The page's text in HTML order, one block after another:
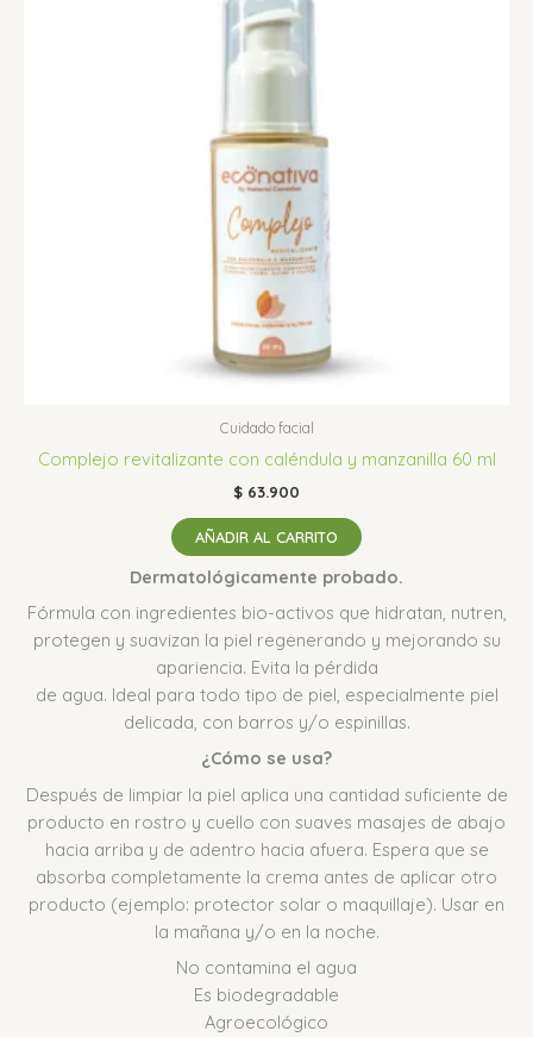
Cuidado facial
Complejo revitalizante con caléndula y manzanilla 60 ml
$ 63.900
AÑADIR AL CARRITO
Dermatológicamente probado.
Fórmula con ingredientes bio-activos que hidratan, nutren,
protegen y suavizan la piel regenerando y mejorando su
apariencia. Evita la pérdida
de agua. Ideal para todo tipo de piel, especialmente piel
delicada, con barros y/o espinillas.
¿Cómo se usa?
Después de limpiar la piel aplica una cantidad suficiente de
producto en rostro y cuello con suaves masajes de abajo
hacia arriba y de adentro hacia afuera. Espera que se
absorba completamente la crema antes de aplicar otro
producto (ejemplo: protector solar o maquillaje). Usar en
la mañana y/o en la noche.
No contamina el agua
Es biodegradable
Agroecológico